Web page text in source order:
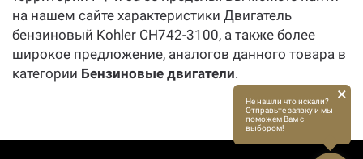
на нашем сайте характеристики Двигатель
бензиновый Kohler CH742-3100, а также более
широкое предложение, аналогов данного товара в
категории Бензиновые двигатели.
Не нашли что искали?
Отправьте заявку и мы
поможем Вам с
выбором!
×